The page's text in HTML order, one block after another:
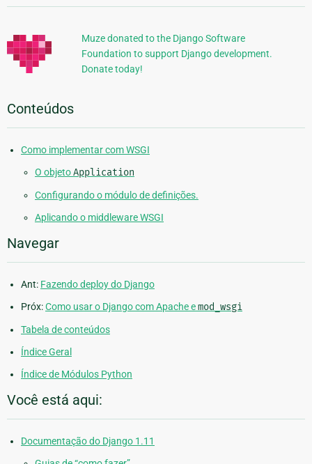
Adicionais
Muze donated to the Django Software
Foundation to support Django development.
Donate today!
Conteúdos
Como implementar com WSGI
O objetoApplication
Configurando o módulo de definições.
Aplicando o middleware WSGI
Navegar
Ant: Fazendo deploy do Django
Próx:Como usar o Django com Apache emod_wsgi
Tabela de conteúdos
Índice Geral
Índice de Módulos Python
Você está aqui:
Documentação do Django 1.11